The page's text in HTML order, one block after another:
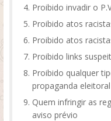
Proibido invadir o
Proibido atos
Proibido atos
Proibido links
Proibido qualquer
propaganda eleitoral
Quem infringir as
aviso prévio